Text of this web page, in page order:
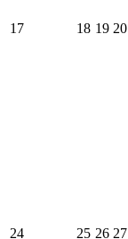
17 18 19 20
24 25 26 27